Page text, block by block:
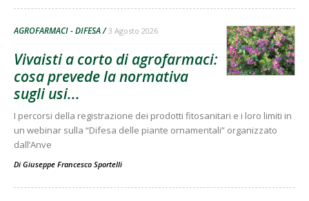
AGROFARMACI - DIFESA 3 Agosto 2026
Vivaisti a corto di agrofarmaci:
cosa prevede la normativa
sugli usi...
I percorsi della registrazione dei prodotti fitosanitari e i loro limiti in
un webinar sulla “Difesa delle piante ornamentali” organizzato
dall’Anve
Di Giuseppe Francesco Sportelli